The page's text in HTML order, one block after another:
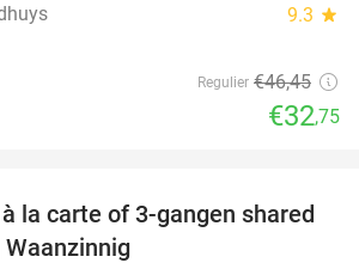
9.3 star
Regulier €46,45
€32,75
39%
la carte of 3-gangen shared